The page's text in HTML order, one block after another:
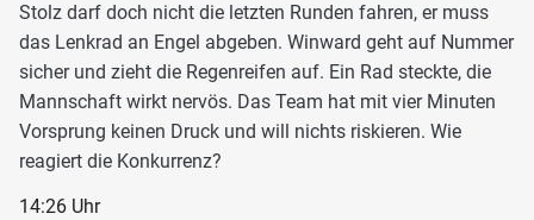
Stolz darf doch nicht die letzten Runden fahren, er muss
das Lenkrad an Engel abgeben. Winward geht auf Nummer
sicher und zieht die Regenreifen auf. Ein Rad steckte, die
Mannschaft wirkt nervös. Das Team hat mit vier Minuten
Vorsprung keinen Druck und will nichts riskieren. Wie
reagiert die Konkurrenz?
14:26 Uhr